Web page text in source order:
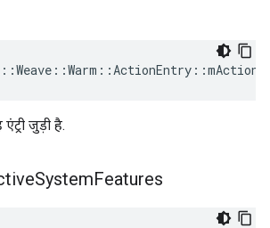
जुड़ी है.
SystemFeatures